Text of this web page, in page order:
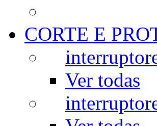
CORTE E
Ver todas